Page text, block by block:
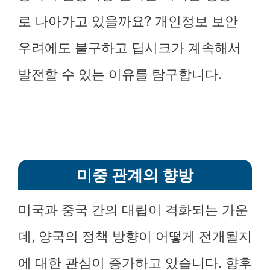
로 나아가고 있을까요? 개인정보 보안
우려에도 불구하고 딥시크가 계속해서
발전할 수 있는 이유를 탐구합니다.
미중 관계의 향방
미국과 중국 간의 대립이 격화되는 가운
데, 양국의 정책 방향이 어떻게 전개될지
에 대한 관심이 증가하고 있습니다. 향후